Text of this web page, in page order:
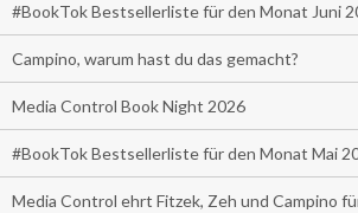
#BookTok Bestsellerliste für den Monat Juni
Campino, warum hast du das gemacht?
Media Control Book Night 2026
#BookTok Bestsellerliste für den Monat Mai
Media Control ehrt Fitzek, Zeh und Campino